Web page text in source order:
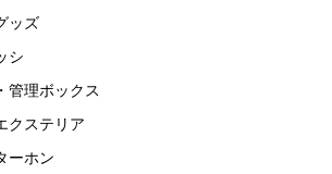
ッズ
シ
管理ボックス
クステリア
ーホン